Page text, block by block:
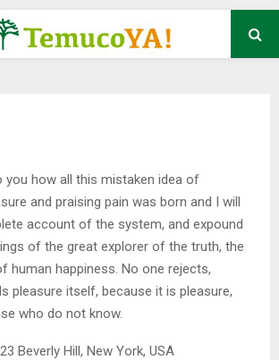
you how all this mistaken idea of
and praising pain was born and I will
account of the system, and expound
of the great explorer of the truth, the
human happiness. No one rejects,
pleasure itself, because it is pleasure,
who do not know.
Beverly Hill, New York, USA